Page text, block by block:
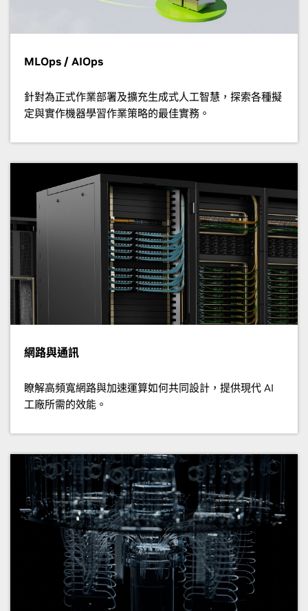
MLOps / AIOps
針對為正式作業部署及擴充生成式人工智慧，探索各種擬
定與實作機器學習作業策略的最佳實務。
網路與通訊
瞭解高頻寬網路與加速運算如何共同設計，提供現代 AI
工廠所需的效能。